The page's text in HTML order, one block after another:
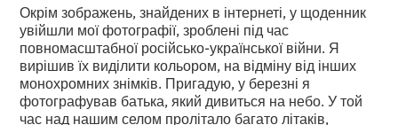
Окрім зображень, знайдених в інтернеті, у щоденник
увійшли мої фотографії, зроблені під час
повномасштабної російсько-української війни. Я
вирішив їх виділити кольором, на відміну від інших
монохромних знімків. Пригадую, у березні я
фотографував батька, який дивиться на небо. У той
час над нашим селом пролітало багато літаків,